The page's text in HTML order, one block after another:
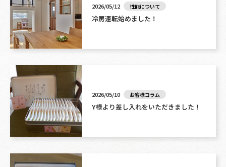
2026/05/12 性能について
冷房運転始めました！
2026/05/10 お客様コラム
Y様より差し入れをいただきました！